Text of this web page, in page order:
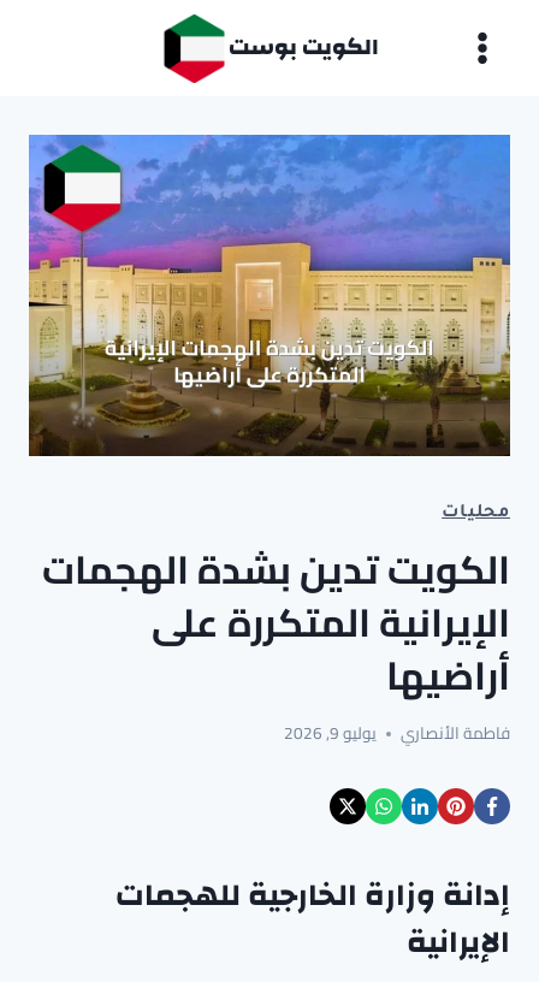
الكويت بوست
محليات
الكويت تدين بشدة الهجمات
الإيرانية المتكررة على
أراضيها
فاطمة الأنصاري يوليو 9, 2026
إدانة وزارة الخارجية للهجمات
الإيرانية